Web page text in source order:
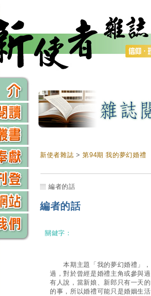
新使者雜誌 >第94期 我的夢幻婚禮
編者的話
編者的話
關鍵字：
本期主題「我的夢幻婚禮」，
過，對於曾經是婚禮主角或參與
有人說，當新娘、新郎只有一天
的事，所以婚禮可能只是婚姻生